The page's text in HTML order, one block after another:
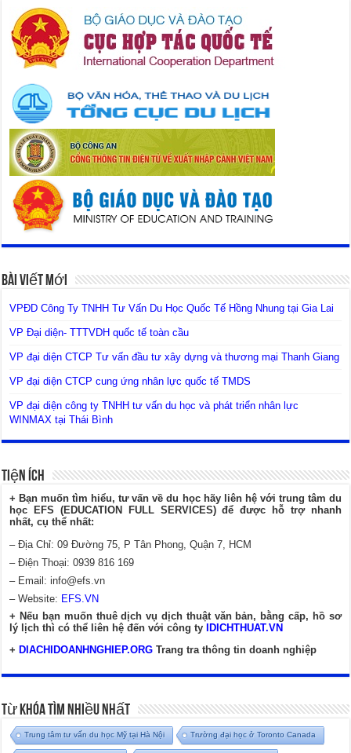
Bài Viết Mới
VPĐD Công Ty TNHH Tư Vấn Du Học Quốc Tế Hồng Nhung tại Gia Lai
VP Đại diện- TTTVDH quốc tế toàn cầu
VP đại diện CTCP Tư vấn đầu tư xây dựng và thương mại Thanh Giang
VP đại diện CTCP cung ứng nhân lực quốc tế TMDS
VP đại diện công ty TNHH tư vấn du học và phát triển nhân lực
WINMAX tại Thái Bình
Tiện Ích
+ Bạn muốn tìm hiểu, tư vấn về du học hãy liên hệ với trung tâm du
học EFS (EDUCATION FULL SERVICES) để được hỗ trợ nhanh
nhất, cụ thể nhất:
– Địa Chỉ: 09 Đường 75, P Tân Phong, Quận 7, HCM
– Điện Thoại: 0939 816 169
– Email:info@efs.vn
– Website: EFS.VN
+ Nếu bạn muốn thuê dịch vụ dịch thuật văn bản, bằng cấp, hồ sơ
lý lịch thì có thể liên hệ đến với công ty
IDICHTHUAT.VN
+ DIACHIDOANHNGHIEP.ORG Trang tra thông tin doanh nghiệp
Từ Khóa Tìm Nhiều Nhất
Trung tâm tư vấn du học Mỹ tại Hà Nội Trường đại học ở Toronto Canada